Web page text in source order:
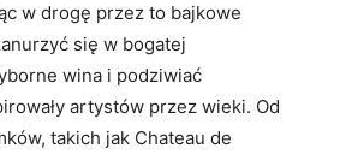
w drogę przez to bajkowe
się w bogatej
wina i podziwiać
artystów przez wieki. Od
takich jak Chateau de